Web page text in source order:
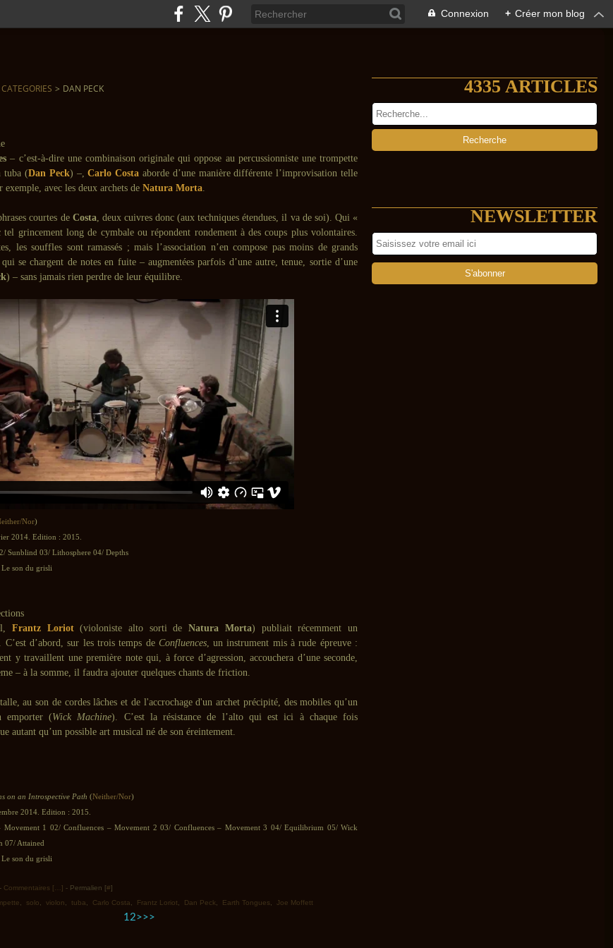
Connexion + Créer mon blog
CATEGORIES > DAN PECK
– c’est-à-dire une combinaison originale qui oppose au percussionniste une trompette
tuba (Dan Peck) –,Carlo Costa aborde d’une manière différente l’improvisation telle
avec les deux archets de Natura Morta.
courtes de Costa, deux cuivres donc (aux techniques étendues, il va de soi). Qui «
grincement long de cymbale ou répondent rondement à des coups plus volontaires.
les souffles sont ramassés ; mais l’association n’en compose pas moins de grands
qui se chargent de notes en fuite – augmentées parfois d’une autre, tenue, sortie d’une
) – sans jamais rien perdre de leur équilibre.
Nor)
2014. Edition : 2015.
Sunblind 03/ Lithosphere 04/ Depths
son du grisli
Frantz Loriot(violoniste alto sorti deNatura Morta) publiait récemment un
C’est d’abord, sur les trois temps de Confluences, un instrument mis à rude épreuve :
y travaillent une première note qui, à force d’agression, accouchera d’une seconde,
– à la somme, il faudra ajouter quelques chants de friction.
au son de cordes lâches et de l'accrochage d'un archet précipité, des mobiles qu’un
emporter (Wick Machine). C’est la résistance de l’alto qui est ici à chaque fois
autant qu’un possible art musical né de son éreintement.
on an Introspective Path (Neither/Nor)
2014. Edition : 2015.
Movement 1 02/ Confluences – Movement 2 03/ Confluences – Movement 3 04/ Equilibrium 05/ Wick
07/ Attained
son du grisli
Commentaires [ ] - Permalien [#]
solo violon tuba Carlo Costa Frantz Loriot Dan Peck Earth Tongues Joe Moffett
12>>>
4335 ARTICLES
NEWSLETTER